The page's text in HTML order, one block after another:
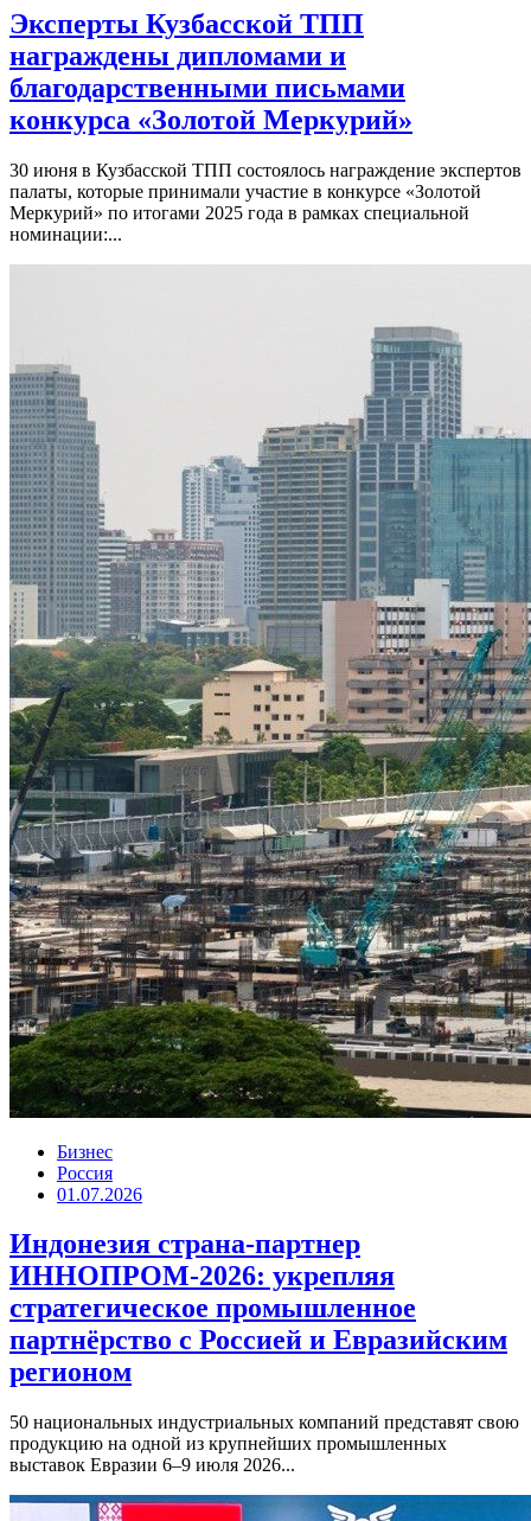
Эксперты Кузбасской ТПП
награждены дипломами и
благодарственными письмами
конкурса «Золотой Меркурий»
30 июня в Кузбасской ТПП состоялось награждение экспертов
палаты, которые принимали участие в конкурсе «Золотой
Меркурий» по итогами 2025 года в рамках специальной
номинации:...
Бизнес
Россия
01.07.2026
Индонезия страна-партнер
ИННОПРОМ-2026: укрепляя
стратегическое промышленное
партнёрство с Россией и Евразийским
регионом
50 национальных индустриальных компаний представят свою
продукцию на одной из крупнейших промышленных
выставок Евразии 6–9 июля 2026...